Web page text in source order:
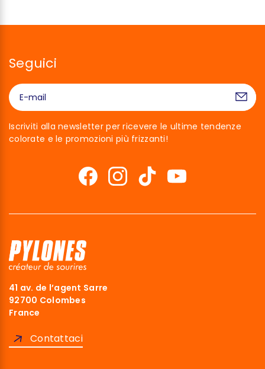
Seguici
Iscriviti alla newsletter per ricevere le ultime tendenze
colorate e le promozioni più frizzanti!
41 av. de l’agent Sarre
92700 Colombes
France
Contattaci